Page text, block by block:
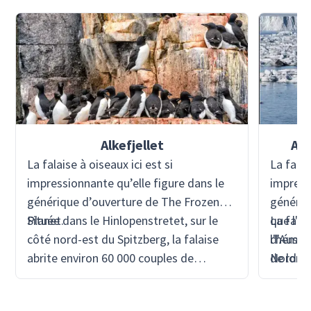
Alkefjellet
La falaise à oiseaux ici est si
impressionnante qu’elle figure dans le
générique d’ouverture de The Frozen
Planet.
Située dans le Hinlopenstretet, sur le
côté nord-est du Spitzberg, la falaise
abrite environ 60 000 couples de
guillemots de Brünnich, de nombreux
La
que
c'est la
La
de